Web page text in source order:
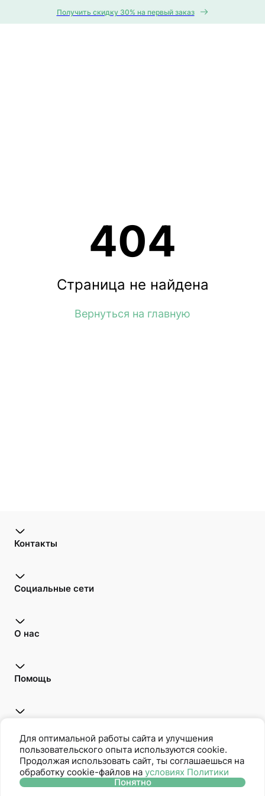
Получить скидку 30% на первый заказ
404
Страница не найдена
Вернуться на главную
Контакты
Социальные сети
О нас
Помощь
Oriflame является членом Ассоциации Прямых Продаж
Для оптимальной работы сайта и улучшения
пользовательского опыта используются cookie.
Продолжая использовать сайт, ты соглашаешься на
обработку cookie-файлов на условиях Политики
Понятно